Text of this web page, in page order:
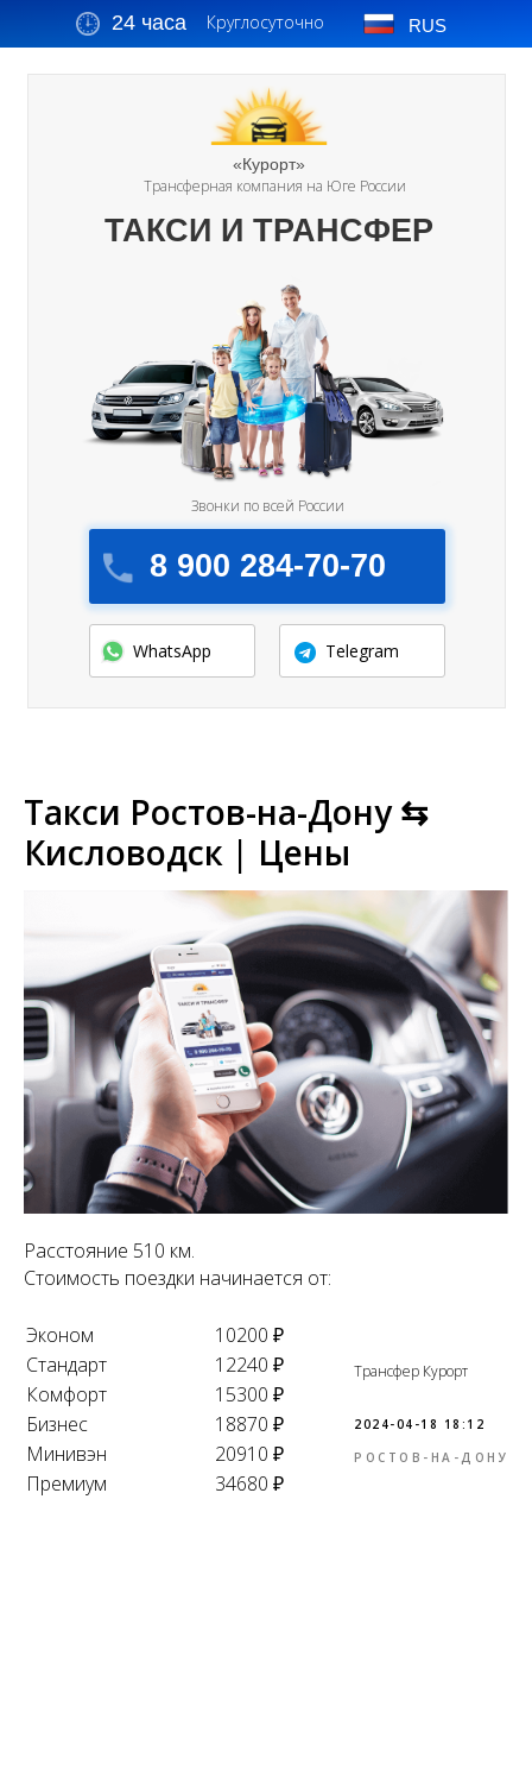
24 часа Круглосуточно RUS
«Курорт»
Трансферная компания на Юге России
8 900 284-70-70
Звонки по всей России
ТАКСИ И ТРАНСФЕР
WhatsApp Telegram
Такси Ростов-на-Дону ⇆
Кисловодск | Цены
Расстояние 510 км.
Стоимость поездки начинается от:
Эконом
10200 ₽
Стандарт
12240 ₽
Комфорт
15300 ₽
Бизнес
18870 ₽
Минивэн
20910 ₽
Премиум
34680 ₽
Трансфер Курорт
2024-04-18 18:12
РОСТОВ-НА-ДОНУ